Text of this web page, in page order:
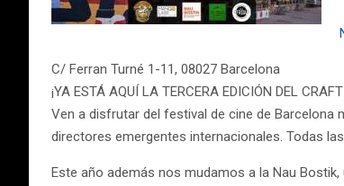
C/ Ferran Turné 1-11, 08027 Barcelona
¡YA ESTÁ AQUÍ LA TERCERA EDICIÓN DEL
Ven a disfrutar del festival de cine de Barcelona
directores emergentes internacionales. Todas
Este año además nos mudamos a la Nau